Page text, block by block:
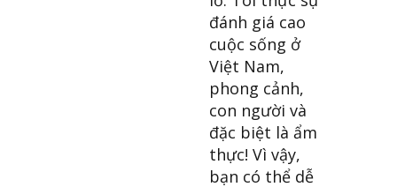
đánh giá cao
cuộc sống ở
Việt Nam,
phong cảnh,
con người và
đặc biệt là ẩm
thực! Vì vậy,
bạn có thể dễ